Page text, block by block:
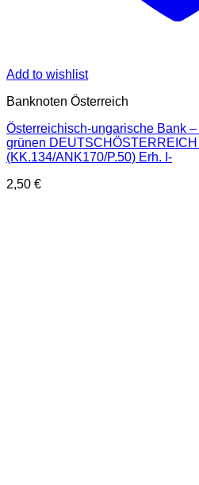
Add to wishlist
Banknoten Österreich
Österreichisch-ungarische Bank
grünen
(KK.134/ANK170/P.50) Erh. I-
2,50 €